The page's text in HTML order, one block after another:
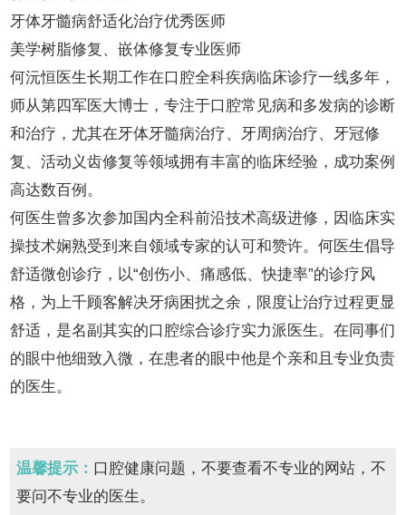
牙体牙髓病舒适化治疗优秀医师
美学树脂修复、嵌体修复专业医师
何沅恒医生长期工作在口腔全科疾病临床诊疗一线多年，
师从第四军医大博士，专注于口腔常见病和多发病的诊断
和治疗，尤其在牙体牙髓病治疗、牙周病治疗、牙冠修
复、活动义齿修复等领域拥有丰富的临床经验，成功案例
高达数百例。
何医生曾多次参加国内全科前沿技术高级进修，因临床实
操技术娴熟受到来自领域专家的认可和赞许。何医生倡导
舒适微创诊疗，以“创伤小、痛感低、快捷率”的诊疗风
格，为上千顾客解决牙病困扰之余，限度让治疗过程更显
舒适，是名副其实的口腔综合诊疗实力派医生。在同事们
的眼中他细致入微，在患者的眼中他是个亲和且专业负责
的医生。
温馨提示： 口腔健康问题，不要查看不专业的网站，不
要问不专业的医生。